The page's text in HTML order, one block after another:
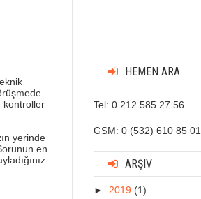
kontroller
yerinde
en
HEMEN ARA
Tel: 0 212 585 27 56
GSM: 0 (532) 610 85 01
ARŞIV
► 2019 (1)